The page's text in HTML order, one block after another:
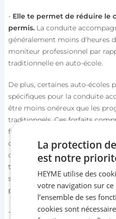
- Elle te permet de réduire le
permis.La conduite
généralement moins d'heures
moniteur professionnel par
traditionnelle en auto-école.
De plus, certaines auto-écoles
spécifiques pour la conduite
être moins onéreux que les
traditionnels. Ces forfaits
formation théorique obligatoire
conduite supplémentaires
compléter la formation. En
traditionnelle, où chaque leçon
séparément, ces forfaits
plus abordable pour les jeunes
-
Elle te permet de réduite le
La protection
est notre
HEYME utilise des
votre navigation sur
l’ensemble de ses
cookies sont